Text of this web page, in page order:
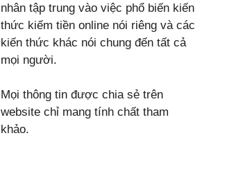
nhân tập trung vào việc phổ biến kiến
thức kiếm tiền online nói riêng và các
kiến thức khác nói chung đến tất cả
mọi người.
Mọi thông tin được chia sẻ trên
website chỉ mang tính chất tham
khảo.